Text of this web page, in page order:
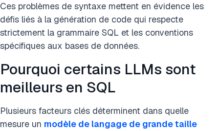
Ces problèmes de syntaxe mettent en évidence les
défis liés à la génération de code qui respecte
strictement la grammaire SQL et les conventions
spécifiques aux bases de données.
Pourquoi certains LLMs sont
meilleurs en SQL
Plusieurs facteurs clés déterminent dans quelle
mesure un modèle de langage de grande taille